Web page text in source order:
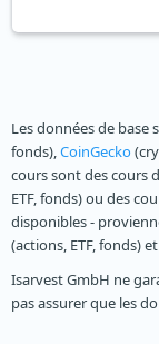
Les données de base
fonds),CoinGecko
cours sont des cours
ETF, fonds) ou des
disponibles -
(actions, ETF, fonds) et
Isarvest GmbH ne
pas assurer que les